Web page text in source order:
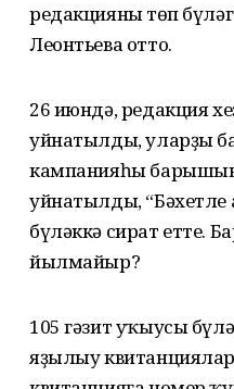
редакцияның төп
Леонтьева отто.
26 июндә, редакция
уйнатылды, уларҙың
кампанияһы
уйнатылды, “Бәхетле
бүләккә сират етте.
йылмайыр?
105 гәзит уҡыусы
яҙылыу